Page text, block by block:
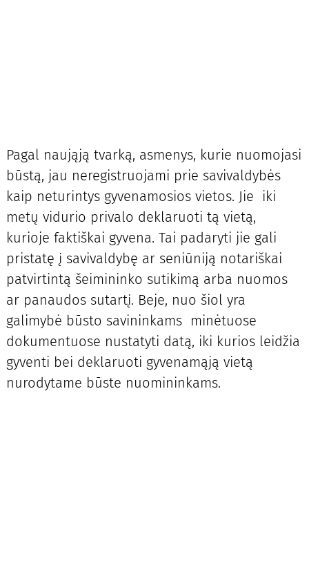
Pagal naująją tvarką, asmenys, kurie nuomojasi
būstą, jau neregistruojami prie savivaldybės
kaip neturintys gyvenamosios vietos. Jie iki
metų vidurio privalo deklaruoti tą vietą,
kurioje faktiškai gyvena. Tai padaryti jie gali
pristatę į savivaldybę ar seniūniją notariškai
patvirtintą šeimininko sutikimą arba nuomos
ar panaudos sutartį. Beje, nuo šiol yra
galimybė būsto savininkams minėtuose
dokumentuose nustatyti datą, iki kurios leidžia
gyventi bei deklaruoti gyvenamąją vietą
nurodytame būste nuomininkams.